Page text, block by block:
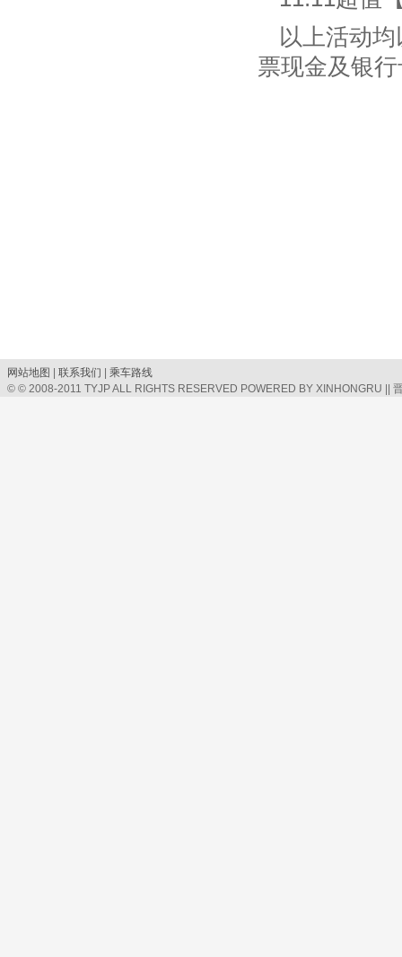
以上活动
票现金及银
网站地图 联系我们
乘车路线
© © 2008-2011 TYJP ALL RIGHTS RESERVED POWERED BY XINHONGRU ||